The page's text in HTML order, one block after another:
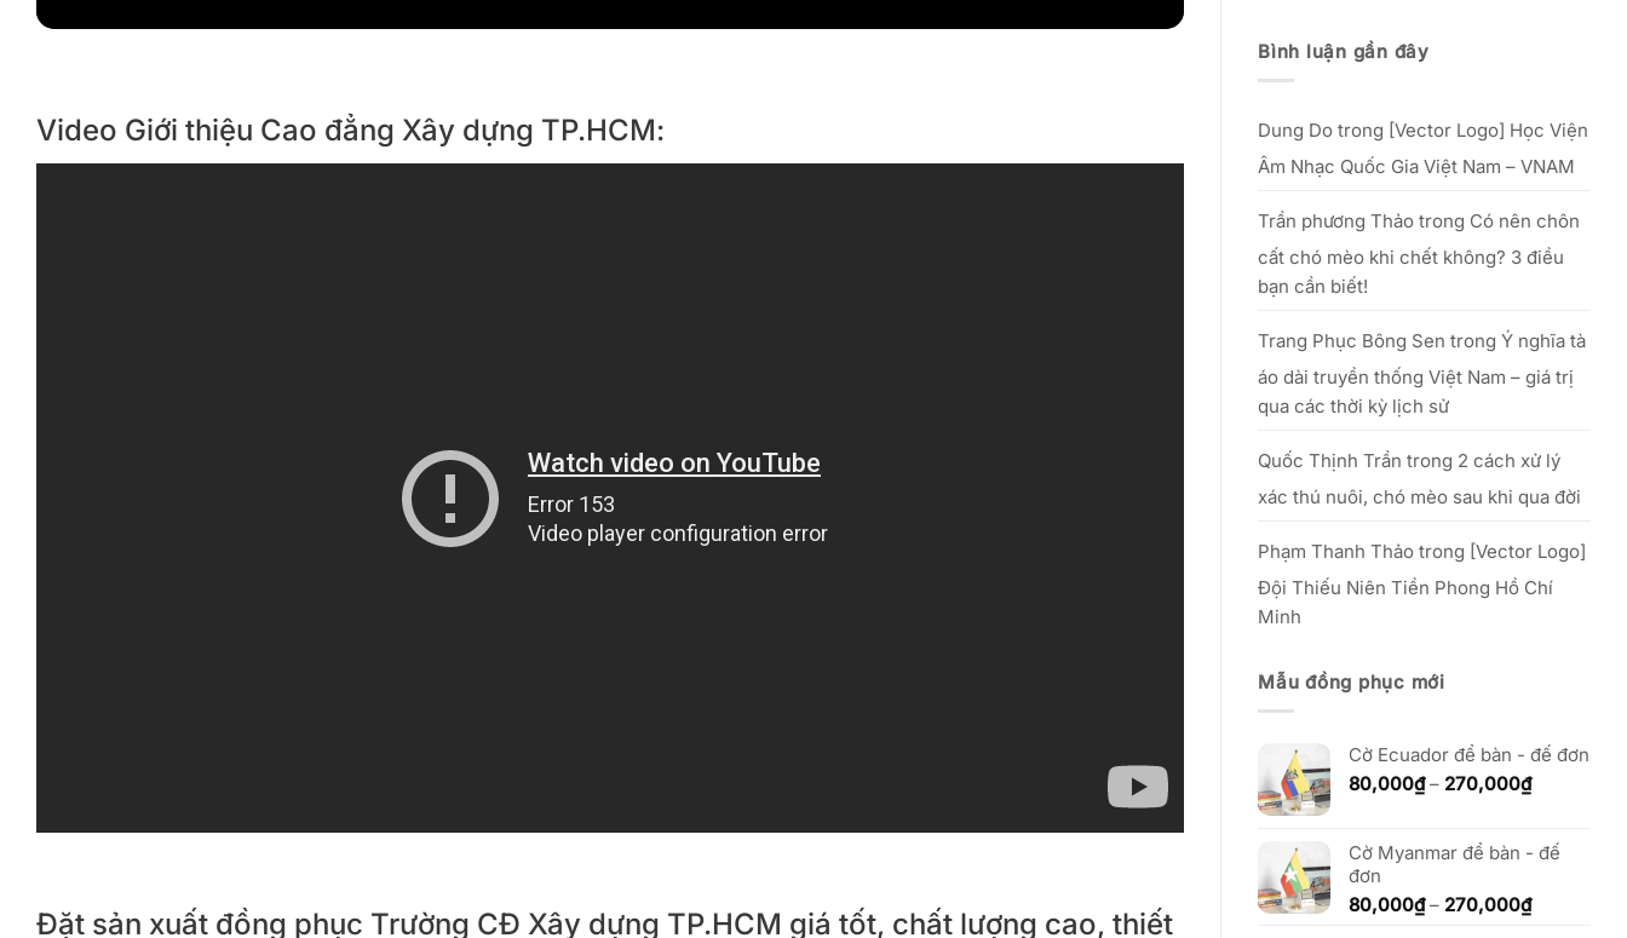
Video Giới thiệu Cao đẳng Xây dựng TP.HCM:
Đặt sản xuất đồng phục Trường CĐ Xây dựng TP.HCM giá tốt, chất lượng cao, thiết
–
từ
20/10/2025
&
văn
xưởng
in
hiệu
quả
với
số
Bình luận gần đây
Dung Do trong [Vector Logo] Học Viện
Âm Nhạc Quốc Gia Việt Nam – VNAM
Trần phương Thảo trong Có nên chôn
cất chó mèo khi chết không? 3 điều
bạn cần biết!
Trang Phục Bông Sen trong Ý nghĩa tà
áo dài truyền thống Việt Nam – giá trị
qua các thời kỳ lịch sử
Quốc Thịnh Trần trong 2 cách xử lý
xác thú nuôi, chó mèo sau khi qua đời
Phạm Thanh Thảo trong [Vector Logo]
Đội Thiếu Niên Tiền Phong Hồ Chí
Minh
Mẫu đồng phục mới
Cờ Ecuador để bàn - đế đơn
80,000₫ – 270,000₫Khoảng
80,000₫
270,000₫
Cờ Myanmar để bàn - đế
đơn
80,000₫ – 270,000₫Khoảng